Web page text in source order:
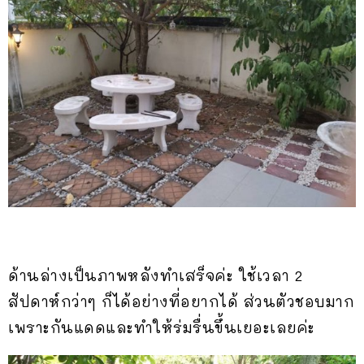
ด้านล่างเป็นภาพหลังทำเสร็จค่ะ ใช้เวลา 2
สัปดาห์กว่าๆ ก็ได้อย่างที่อยากได้ ส่วนตัวชอบมาก
เพราะกันแดดและทำให้ร่มรื่นขึ้นเยอะเลยค่ะ